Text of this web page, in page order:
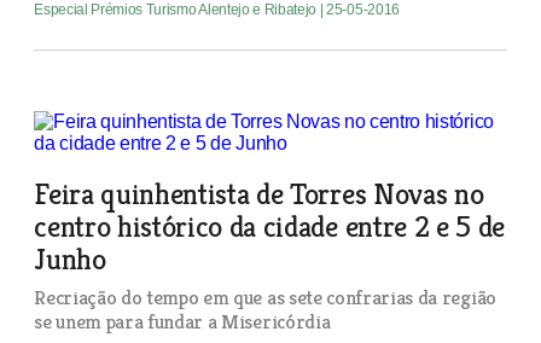
Especial Prémios Turismo Alentejo e Ribatejo | 25-05-2016
Feira quinhentista de Torres Novas no
centro histórico da cidade entre 2 e 5 de
Junho
Recriação do tempo em que as sete confrarias da região
se unem para fundar a Misericórdia